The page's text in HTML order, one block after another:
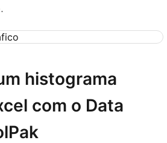
histograma
com o Data